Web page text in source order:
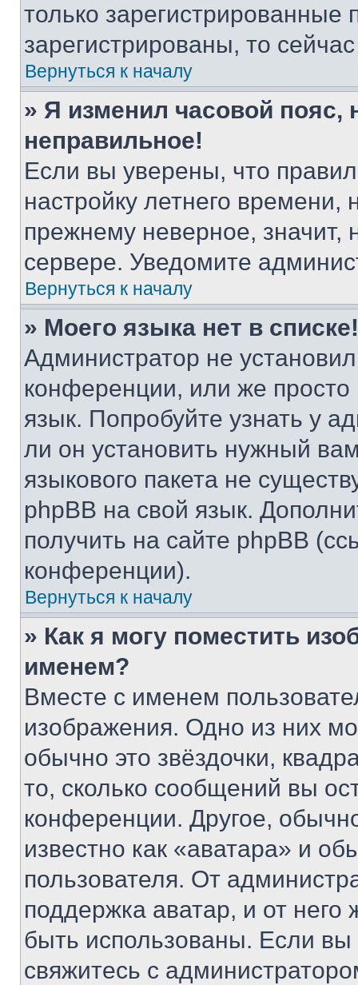
только
зарегистрированы, то
Вернуться к началу
» Я изменил часовой пояс,
неправильное!
Если вы уверены, что
настройку летнего
прежнему неверное, значит,
сервере. Уведомите
Вернуться к началу
» Моего языка нет в списке!
Администратор не
конференции, или же
язык. Попробуйте узнать у
ли он установить нужный
языкового пакета не
phpBB на свой язык.
получить на сайте phpBB
конференции).
Вернуться к началу
» Как я могу поместить
именем?
Вместе с именем
изображения. Одно из них
обычно это звёздочки,
то, сколько сообщений вы
конференции. Другое,
известно как «аватара» и
пользователя. От
поддержка аватар, и от него
быть использованы. Если
свяжитесь с